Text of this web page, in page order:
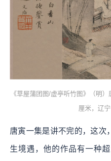
《草屋蒲团图/虚亭听竹图》（明
厘米，辽
唐寅一集是讲不完的，这次
生境遇，他的作品有一种